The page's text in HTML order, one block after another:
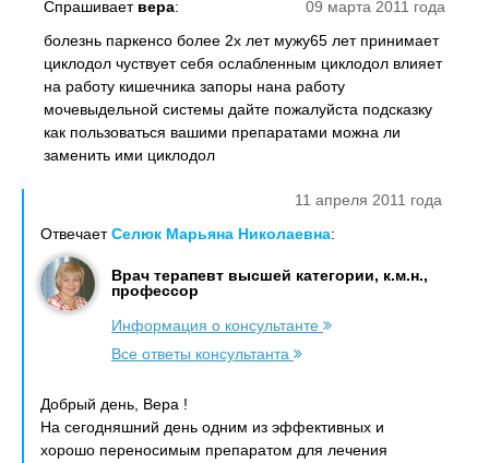
09 марта 2011 года
Спрашивает вера:
болезнь паркенсо более 2х лет мужу65 лет принимает
циклодол чуствует себя ослабленным циклодол влияет
на работу кишечника запоры нана работу
мочевыдельной системы дайте пожалуйста подсказку
как пользоваться вашими препаратами можна ли
заменить ими циклодол
11 апреля 2011 года
ОтвечаетСелюк Марьяна Николаевна:
Врач терапевт высшей категории, к.м.н.,
профессор
Информация о консультанте
Все ответы консультанта
Добрый день, Вера !
На сегодняшний день одним из эффективных и
хорошо переносимым препаратом для лечения